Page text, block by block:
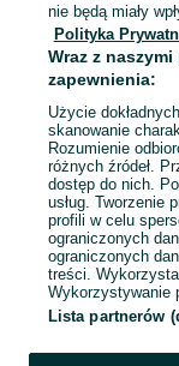
Mapa miejscowości
Mapa ministron
Popularne
nie będą miały
Polityka
Wraz z
zapewnienia:
Użycie
skanowanie
Rozumienie
różnych źródeł.
dostęp do nich.
usług. Tworzenie
profili w celu
ograniczonych
ograniczonych
treści.
Wykorzystywanie
Lista partnerów